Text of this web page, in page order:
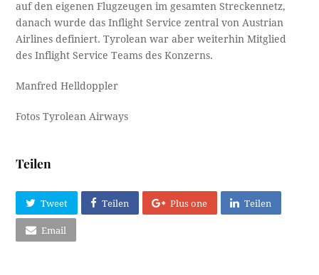
auf den eigenen Flugzeugen im gesamten Streckennetz,
danach wurde das Inflight Service zentral von Austrian
Airlines definiert. Tyrolean war aber weiterhin Mitglied
des Inflight Service Teams des Konzerns.
Manfred Helldoppler
Fotos Tyrolean Airways
Teilen
Tweet Teilen Plus one Teilen
Email